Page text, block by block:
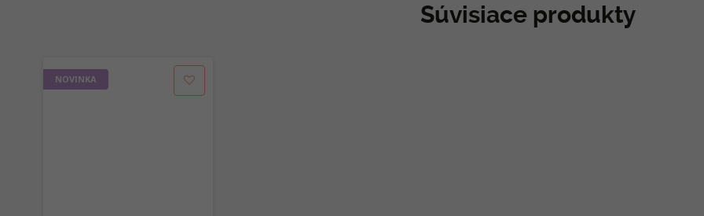
Súvisiace produkty
NOVINKA